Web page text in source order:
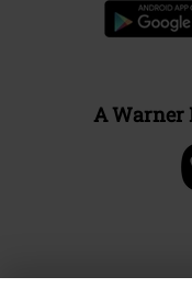
A Warner